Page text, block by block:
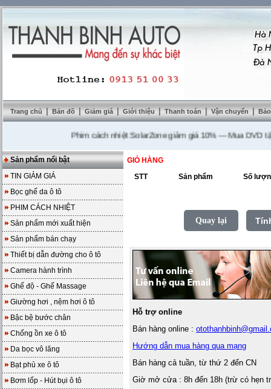
Trang chủ | Bản đồ | Giảm giá | Giới thiệu | Thanh toán | Vận chuyển |
Phim cách nhiệt SolarZone giảm giá 10%---Mua DVD tặng
Sản phẩm nổi bật
TIN GIẢM GIÁ
Bọc ghế da ô tô
PHIM CÁCH NHIỆT
Sản phẩm mới xuất hiện
Sản phẩm bán chạy
Thiết bị dẫn đường cho ô tô
Camera hành trình
Ghế độ - Ghế Massage
Giường hơi , nệm hơi ô tô
Bậc bệ bước chân
Chống ồn xe ô tô
Da bọc vô lăng
Bạt phủ xe ô tô
Bơm lốp - Hút bụi ô tô
GIỎ HÀNG
STT
Sản phẩm Số
Quay lại
Hỗ trợ online
Bán hàng online :
Hướng dẫn mua hàng qua mạng
Bán hàng cả tuần, từ thứ 2 đến CN
Giờ mở cửa : 8h đến 18h (trừ có hẹn